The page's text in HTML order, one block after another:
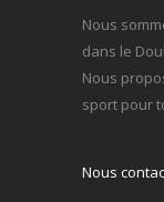
Nous
dans le
Nous
sport pour
Nous